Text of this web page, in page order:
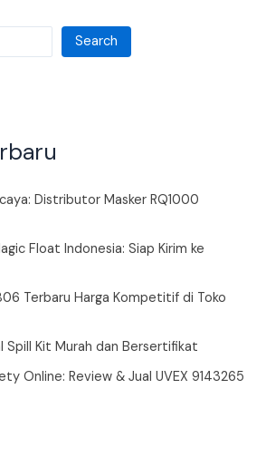
Search
Distributor Masker RQ1000
Float Indonesia: Siap Kirim ke
Terbaru Harga Kompetitif di Toko
Spill Kit Murah dan Bersertifikat
Online: Review & Jual UVEX 9143265